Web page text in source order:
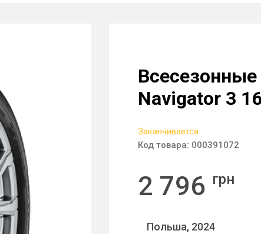
Navigator 3
Заканчивается
Код товара: 000391072
2 796 грн
Польша, 2024